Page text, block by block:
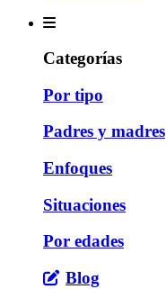
Categorías
Por tipo
Padres y madres
Enfoques
Situaciones
Por edades
Blog